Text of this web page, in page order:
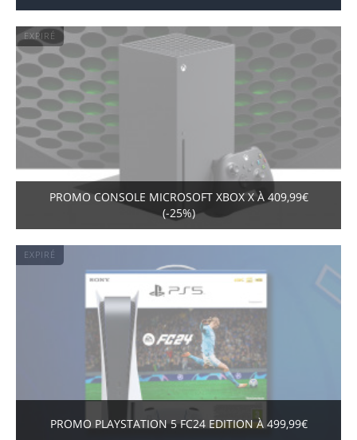
EXPIRÉ
PROMO CONSOLE MICROSOFT XBOX X À 409,99€
(-25%)
EXPIRÉ
PROMO PLAYSTATION 5 FC24 EDITION À 499,99€